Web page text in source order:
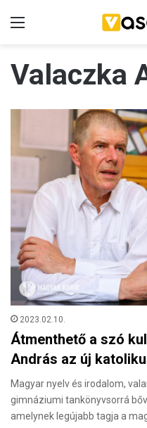
Valaczka
2023.02.10.
Átmenthető a szó
András az új
Magyar nyelv és irodalom,
gimnáziumi tankönyvsorrá
amelynek legújabb tagja a